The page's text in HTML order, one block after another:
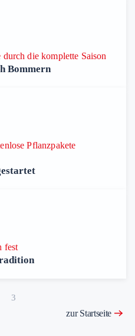
die komplette Saison
Bommern
Pflanzpakete
fest
3
zur Startseite